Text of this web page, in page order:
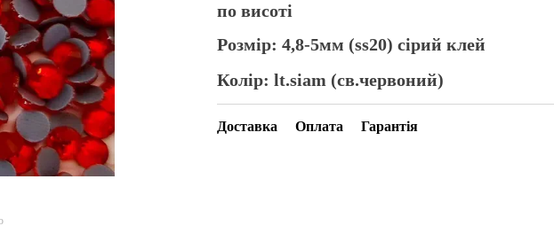
по висоті
Розмір: 4,8-5мм (ss20) сірий клей
Колір: lt.siam (св.червоний)
Доставка Оплата Гарантія